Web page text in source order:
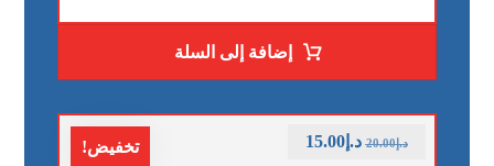
إضافة إلى السلة
تخفيض! د.إ20.00 د.إ15.00